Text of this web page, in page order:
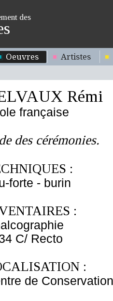
des
Oeuvres Artistes
Rémi
française
des cérémonies.
:
forte - burin
:
C/ Recto
:
de